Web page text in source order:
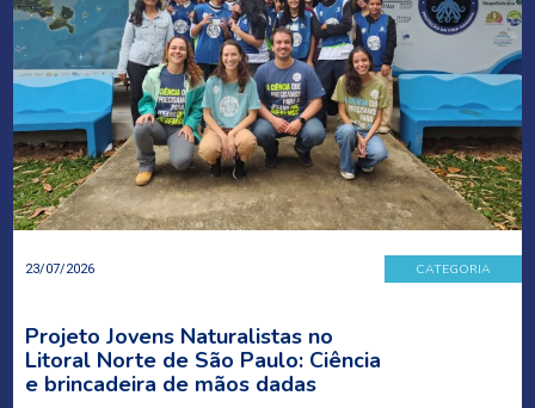
23/07/2026 CATEGORIA
Projeto Jovens Naturalistas no
Litoral Norte de São Paulo: Ciência
e brincadeira de mãos dadas